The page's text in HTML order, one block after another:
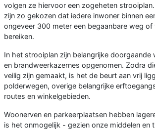
volgen ze hiervoor een zogeheten
zijn zo gekozen dat iedere inwoner binnen
ongeveer 300 meter een begaanbare weg
bereiken.
In het strooiplan zijn belangrijke doorgaande
en brandweerkazernes opgenomen. Zodra
veilig zijn gemaakt, is het de beurt aan vrij
polderwegen, overige belangrijke
routes en winkelgebieden.
Woonerven en parkeerplaatsen hebben
is het onmogelijk - gezien onze middelen en